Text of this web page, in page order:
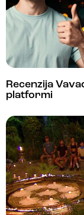
Recenzija
platformi